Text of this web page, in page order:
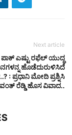
Next article
ಪಾಕ್‌ ಎಷ್ಟು ರಫೆಲ್‌ ಯುದ್ಧ
ಹೊಡೆದುರುಳಿಸಿದೆ
: ಪ್ರಧಾನಿ ಮೋದಿ ಪ್ರಶ್ನಿಸಿ
ರೆಡ್ಡಿ ಹೊಸ ವಿವಾದ..